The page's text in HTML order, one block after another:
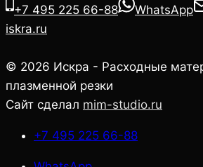
+7 495 225 66-88 WhatsApp
iskra.ru
© 2026 Искра - Расходные
плазменной резки
Сайт сделал mim-studio.ru
+7 495 225 66-88